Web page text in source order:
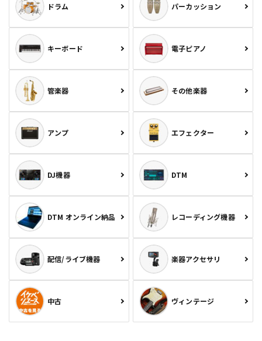
ドラム パーカッション
キーボード 電子ピアノ
管楽器 その他楽器
アンプ エフェクター
DJ機器 DTM
DTM オンライン納品 レコーディング機器
配信/ライブ機器 楽器アクセサリ
中古 ヴィンテージ